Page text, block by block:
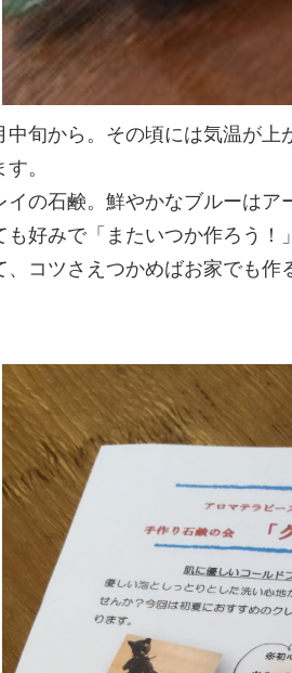
旬から。その頃には気温が
。
の石鹸。鮮やかなブルーは
好みで「またいつか作ろう
コツさえつかめばお家でも